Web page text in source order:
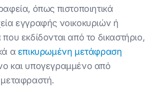
όπως πιστοποιητικά
εγγραφής νοικοκυριών ή
εκδίδονται από το δικαστήριο,
α επικυρωμένη μετάφραση
και υπογεγραμμένο από
μεταφραστή.